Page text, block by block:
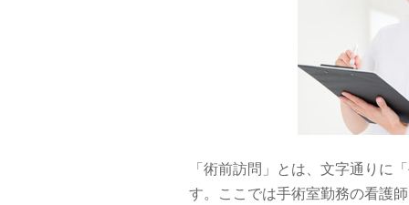
「術前訪問」とは、文字通りに
す。ここでは手術室勤務の看護